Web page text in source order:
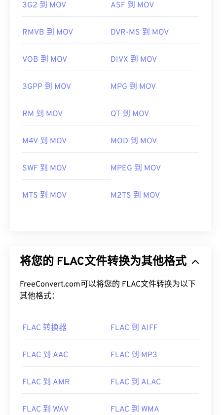
00 00 00
00 00 00
3G2 到 MOV ASF 到 MOV
RMVB 到 MOV DVR-MS 到 MOV
VOB 到 MOV DIVX 到 MOV
3GPP 到 MOV MPG 到 MOV
RM 到 MOV QT 到 MOV
M4V 到 MOV MOD 到 MOV
SWF 到 MOV MPEG 到 MOV
MTS 到 MOV M2TS 到 MOV
将您的 FLAC文件转换为其他格式
FreeConvert.com可以将您的 FLAC文件转换为以下
其他格式：
FLAC 转换器 FLAC 到 AIFF
FLAC 到 AAC FLAC 到 MP3
FLAC 到 AMR FLAC 到 ALAC
FLAC 到 WAV FLAC 到 WMA